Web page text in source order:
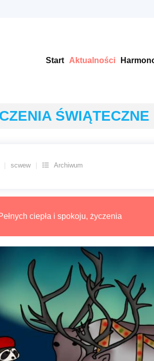
Start Aktualności
ŚWIĄTECZNE
scwew Archiwum
ciepła i spokoju, życzenia